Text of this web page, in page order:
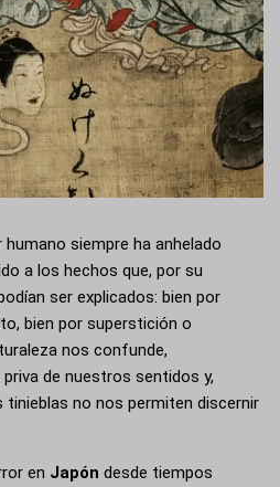
siempre ha anhelado
a los hechos que, por su
ser explicados: bien por
bien por superstición o
nos confunde,
de nuestros sentidos y,
no nos permiten discernir
en Japón desde tiempos